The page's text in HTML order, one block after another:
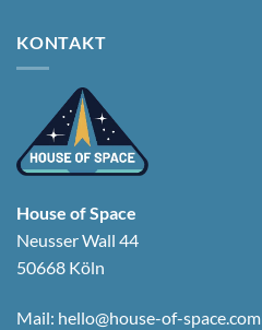
KONTAKT
House of Space
Neusser Wall 44
50668 Köln
Mail: hello@house-of-space.com